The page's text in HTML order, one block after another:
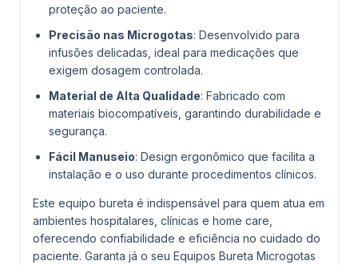
proteção ao paciente.
Precisão nas Microgotas: Desenvolvido para
infusões delicadas, ideal para medicações que
exigem dosagem controlada.
Material de Alta Qualidade: Fabricado com
materiais biocompatíveis, garantindo durabilidade e
segurança.
Fácil Manuseio: Design ergonômico que facilita a
instalação e o uso durante procedimentos clínicos.
Este equipo bureta é indispensável para quem atua em
ambientes hospitalares, clínicas e home care,
oferecendo confiabilidade e eficiência no cuidado do
paciente. Garanta já o seu Equipos Bureta Microgotas